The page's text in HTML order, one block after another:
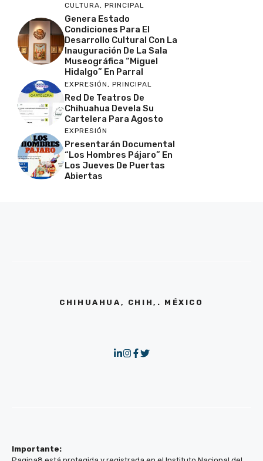
CULTURA, PRINCIPAL
Genera Estado
Condiciones Para El
Desarrollo Cultural Con La
Inauguración De La Sala
Museográfica “Miguel
Hidalgo” En Parral
EXPRESIÓN , PRINCIPAL
Red De Teatros De
Chihuahua Devela Su
Cartelera Para Agosto
EXPRESIÓN
Presentarán Documental
“Los Hombres Pájaro” En
Los Jueves De Puertas
Abiertas
CHIHUAHUA, CHIH,. MÉXICO
Importante: